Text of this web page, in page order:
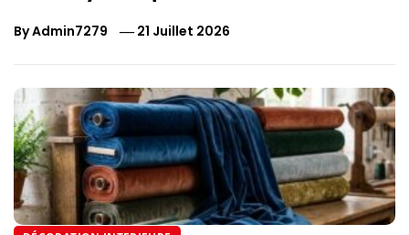
ByAdmin7279 21 Juillet 2026